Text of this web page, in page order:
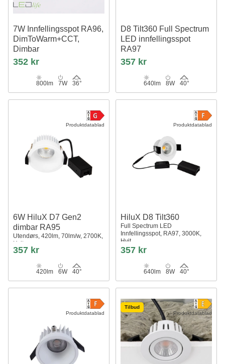
7W Innfellingsspot RA96,
DimToWarm+CCT,
Dimbar
Hull: Ø6,8 cm, Mål: Ø8,3 cm, Hvit
kant
352 kr
800lm 7W 36°
D8 Tilt360 Full Spectrum
LED innfellingsspot
RA97
2700K, Hvit
357 kr
640lm 8W 40°
Produktdatablad
6W HiluX D7 Gen2
dimbar RA95
Utendørs, 420lm, 70lm/w, 2700K,
Hvit
357 kr
420lm 6W 40°
Produktdatablad
HiluX D8 Tilt360
Full Spectrum LED
Innfellingsspot, RA97, 3000K,
Hvit
357 kr
640lm 8W 40°
Produktdatablad Produktdatablad
Tilbud